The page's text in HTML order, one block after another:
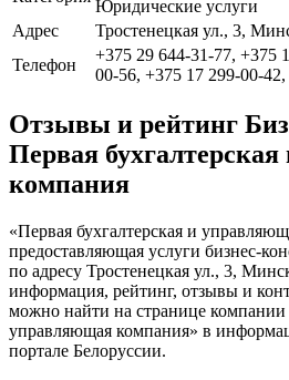
Юридические услуги
Адрес
Тростенецкая ул., 3,
Телефон
+375 29 644-31-77, +375
00-56, +375 17 299-00-
Отзывы и рейтинг
Первая
компания
«Первая бухгалтерская и
предоставляющая услуги бизнес-
по адресу Тростенецкая ул., 3,
информация, рейтинг, отзывы и
можно найти на странице компании
управляющая компания» в
портале Белоруссии.